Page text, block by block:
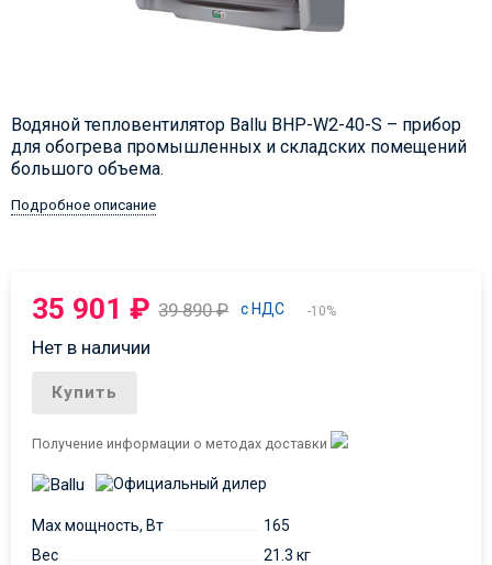
Водяной тепловентилятор Ballu BHP-W2-40-S – прибор
для обогрева промышленных и складских помещений
большого объема.
Подробное описание
35 901₽ 39 890₽ с НДС -10%
Нет в наличии
Купить
Получение информации о методах доставки
Max мощность, Вт
165
Вес
21.3 кг